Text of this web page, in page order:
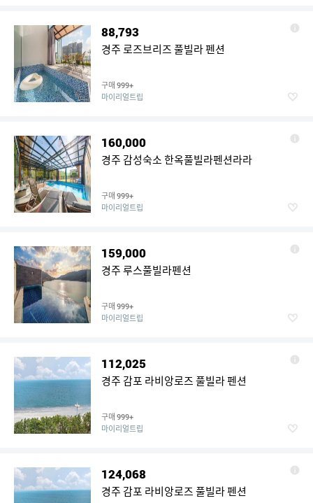
88,793
경주 로즈브리즈 풀빌라 펜션
구매 999+
마이리얼트립
160,000
경주 감성숙소 한옥풀빌라펜션라라
구매 999+
마이리얼트립
159,000
경주 루스풀빌라펜션
구매 999+
마이리얼트립
112,025
경주 감포 라비앙로즈 풀빌라 펜션
구매 999+
마이리얼트립
124,068
경주 감포 라비앙로즈 풀빌라 펜션